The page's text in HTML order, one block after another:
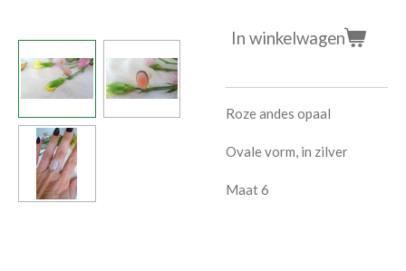
In winkelwagen
Roze andes opaal
Ovale vorm, in zilver
Maat 6